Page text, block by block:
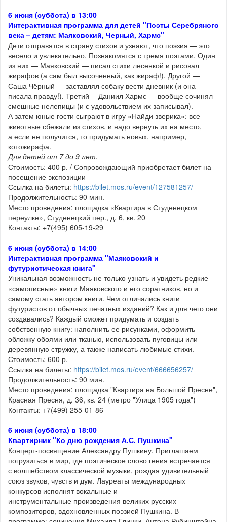
6 июня (суббота) в 13:00
Интерактивная программа для детей "Поэты Серебряного
века – детям: Маяковский, Черный, Хармс"
Дети отправятся в страну стихов и узнают, что поэзия — это
весело и увлекательно. Познакомятся с тремя поэтами. Один
из них — Маяковский — писал стихи лесенкой и рисовал
жирафов (а сам был высоченный, как жираф!). Другой —
Саша Чёрный — заставлял собаку вести дневник (и она
писала правду!). Третий —Даниил Хармс — вообще сочинял
смешные нелепицы (и с удовольствием их записывал).
А затем юные гости сыграют в игру «Найди зверика»: все
животные сбежали из стихов, и надо вернуть их на место,
а если не получится, то придумать новых, например,
котожирафа.
Для детей от 7 до 9 лет.
Стоимость: 400 р. / Сопровождающий приобретает билет на
посещение экспозиции
Ссылка на билеты: https://bilet.mos.ru/event/127581257/
Продолжительность: 90 мин.
Место проведения: площадка «Квартира в Студенецком
переулке», Студенецкий пер., д. 6, кв. 20
Контакты: +7(495) 605-19-29
6 июня (суббота) в 14:00
Интерактивная программа "Маяковский и
футуристическая книга"
Уникальная возможность не только узнать и увидеть редкие
«самописные» книги Маяковского и его соратников, но и
самому стать автором книги. Чем отличались книги
футуристов от обычных печатных изданий? Как и для чего они
создавались? Каждый сможет придумать и создать
собственную книгу: наполнить ее рисунками, оформить
обложку обоями или тканью, использовать пуговицы или
деревянную стружку, а также написать любимые стихи.
Стоимость: 600 р.
Ссылка на билеты: https://bilet.mos.ru/event/666656257/
Продолжительность: 90 мин.
Место проведения: площадка "Квартира на Большой Пресне",
Красная Пресня, д. 36, кв. 24 (метро "Улица 1905 года")
Контакты: +7(499) 255-01-86
6 июня (суббота) в 18:00
Квартирник "Ко дню рождения А.С. Пушкина"
Концерт-посвящение Александру Пушкину. Приглашаем
погрузиться в мир, где поэтическое слово гения встречается
с волшебством классической музыки, рождая удивительный
союз звуков, чувств и дум. Лауреаты международных
конкурсов исполнят вокальные и
инструментальные произведения великих русских
композиторов, вдохновленных поэзией Пушкина. В